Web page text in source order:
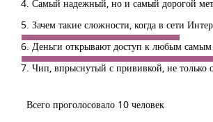
4. Самый надежный, но и самый дорогой
5. Зачем такие сложности, когда в сети
6. Деньги открывают доступ к любым
7. Чип, впрыснутый с прививкой, не только
Всего проголосовало 10 человек